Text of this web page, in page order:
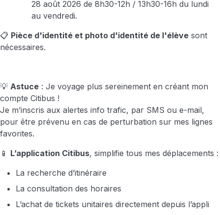
28 août 2026 de 8h30-12h / 13h30-16h du lundi
au vendredi.
📋 Pièce d'identité et photo d'identité de l'élève sont
nécessaires.
💡 Astuce : Je voyage plus sereinement en créant mon
compte Citibus !
Je m’inscris aux alertes info trafic, par SMS ou e-mail,
pour être prévenu en cas de perturbation sur mes lignes
favorites.
📱 L’application Citibus, simplifie tous mes déplacements :
La recherche d’itinéraire
La consultation des horaires
L’achat de tickets unitaires directement depuis l’appli